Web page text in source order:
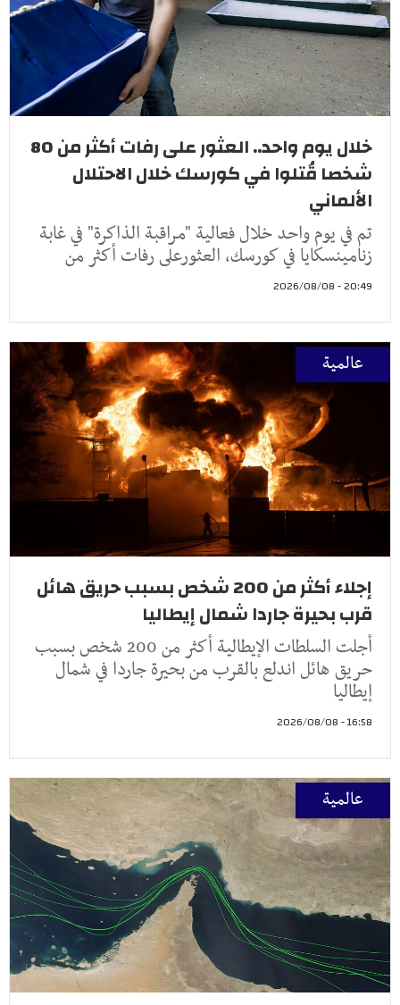
خلال يوم واحد.. العثور على رفات أكثر من 80
شخصا قُتلوا في كورسك خلال الاحتلال
الألماني
تم في يوم واحد خلال فعالية "مراقبة الذاكرة" في غابة
زنامينسكايا في كورسك، العثورعلى رفات أكثر من
20:49 - 2026/08/08
عالمية
إجلاء أكثر من 200 شخص بسبب حريق هائل
قرب بحيرة جاردا شمال إيطاليا
أجلت السلطات الإيطالية أكثر من 200 شخص بسبب
حريق هائل اندلع بالقرب من بحيرة جاردا في شمال
إيطاليا
16:58 - 2026/08/08
عالمية